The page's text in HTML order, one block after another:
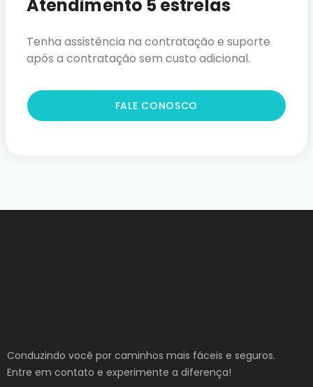
Atendimento 5 estrelas
Tenha assistência na contratação e suporte
após a contratação sem custo adicional.
FALE CONOSCO
Conduzindo você por caminhos mais fáceis e seguros.
Entre em contato e experimente a diferença!